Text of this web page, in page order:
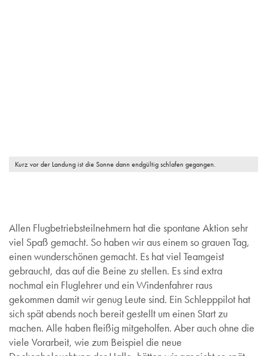
Kurz vor der Landung ist die Sonne dann endgültig schlafen gegangen.
Allen Flugbetriebsteilnehmern hat die spontane Aktion sehr
viel Spaß gemacht. So haben wir aus einem so grauen Tag,
einen wunderschönen gemacht. Es hat viel Teamgeist
gebraucht, das auf die Beine zu stellen. Es sind extra
nochmal ein Fluglehrer und ein Windenfahrer raus
gekommen damit wir genug Leute sind. Ein Schlepppilot hat
sich spät abends noch bereit gestellt um einen Start zu
machen. Alle haben fleißig mitgeholfen. Aber auch ohne die
viele Vorarbeit, wie zum Beispiel die neue